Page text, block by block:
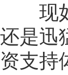
现如
还是迅
资支持